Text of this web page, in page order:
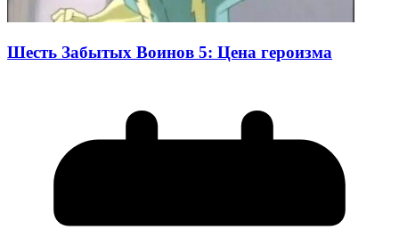
Шесть Забытых Воинов 5: Цена героизма